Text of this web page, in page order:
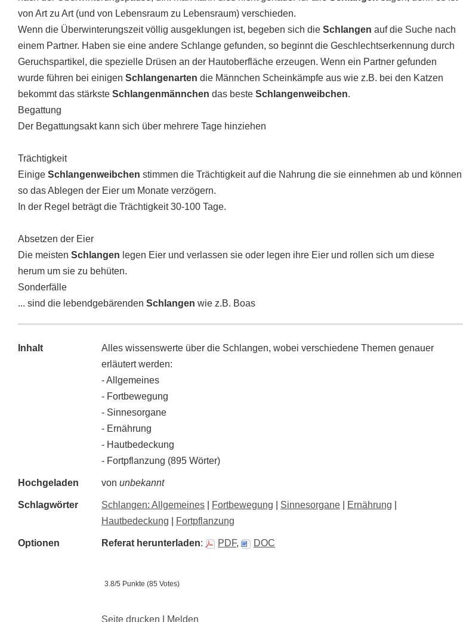
von Art zu Art (und von Lebensraum zu Lebensraum) verschieden.
Wenn die Überwinterungszeit völlig ausgeklungen ist, begeben sich die Schlangen auf die Suche nach
einem Partner. Haben sie eine andere Schlange gefunden, so beginnt die Geschlechtserkennung durch
Geruchspartikel, die spezielle Drüsen an der Hautoberfläche erzeugen. Wenn ein Partner gefunden
wurde führen bei einigen Schlangenarten die Männchen Scheinkämpfe aus wie z.B. bei den Katzen
bekommt das stärkste Schlangenmännchen das beste Schlangenweibchen.
Begattung
Der Begattungsakt kann sich über mehrere Tage hinziehen
Trächtigkeit
Einige Schlangenweibchen stimmen die Trächtigkeit auf die Nahrung die sie einnehmen ab und können
so das Ablegen der Eier um Monate verzögern.
In der Regel beträgt die Trächtigkeit 30-100 Tage.
Absetzen der Eier
Die meisten Schlangen legen Eier und verlassen sie oder legen ihre Eier und rollen sich um diese
herum um sie zu behüten.
Sonderfälle
... sind die lebendgebärenden Schlangen wie z.B. Boas
Inhalt
Alles wissenswerte über die Schlangen, wobei verschiedene Themen genauer
erläutert werden:
- Allgemeines
- Fortbewegung
- Sinnesorgane
- Ernährung
- Hautbedeckung
- Fortpflanzung (895 Wörter)
Hochgeladen von unbekannt
Schlagwörter Schlangen: Allgemeines Fortbewegung Sinnesorgane Ernährung
Hautbedeckung
Fortpflanzung
Optionen Referat herunterladen: PDF, DOC
3.8/5 Punkte (85 Votes)
Seite drucken Melden